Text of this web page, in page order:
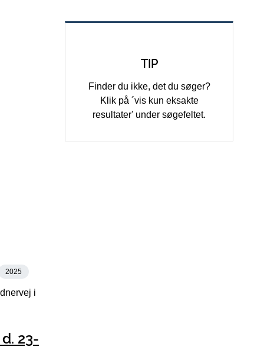
2025
i
23-
TIP
Finder du ikke, det du søger?
Klik på ´vis kun eksakte
resultater' under søgefeltet.